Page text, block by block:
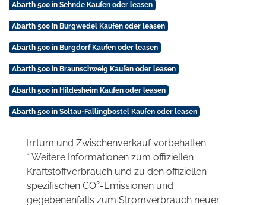
Abarth 500 in Sehnde Kaufen oder leasen
Abarth 500 in Burgwedel Kaufen oder leasen
Abarth 500 in Burgdorf Kaufen oder leasen
Abarth 500 in Braunschweig Kaufen oder leasen
Abarth 500 in Hildesheim Kaufen oder leasen
Abarth 500 in Soltau-Fallingbostel Kaufen oder leasen
Irrtum und Zwischenverkauf vorbehalten.
* Weitere Informationen zum offiziellen
Kraftstoffverbrauch und zu den offiziellen
spezifischen CO2-Emissionen und
gegebenenfalls zum Stromverbrauch neuer